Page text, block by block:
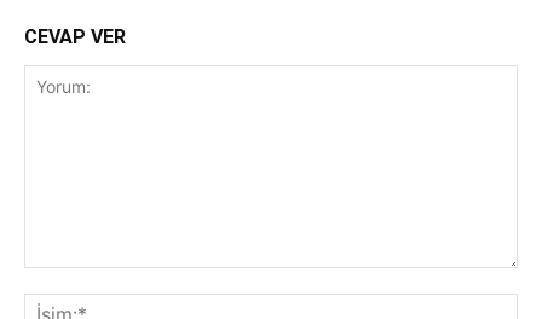
CEVAP VER